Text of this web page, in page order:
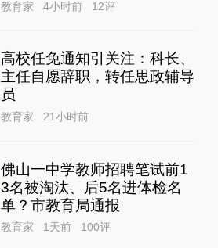
教育家 4小时前 12评
高校任免通知引关注：科长、
主任自愿辞职，转任思政辅导
员
教育家 21小时前
佛山一中学教师招聘笔试前1
3名被淘汰、后5名进体检名
单？市教育局通报
教育家 1天前 100评